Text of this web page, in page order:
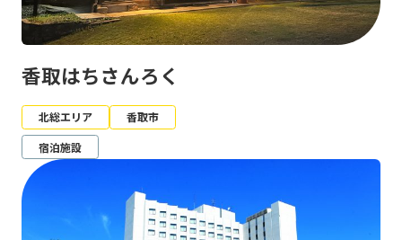
香取はちさんろく
北総エリア
香取市
宿泊施設